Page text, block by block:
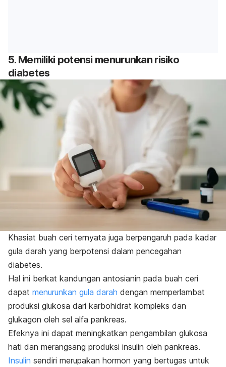
5. Memiliki potensi menurunkan risiko
diabetes
Khasiat buah ceri ternyata juga berpengaruh pada kadar
gula darah yang berpotensi dalam pencegahan
diabetes.
Hal ini berkat kandungan antosianin pada buah ceri
dapat menurunkan gula darah dengan memperlambat
produksi glukosa dari karbohidrat kompleks dan
glukagon oleh sel alfa pankreas.
Efeknya ini dapat meningkatkan pengambilan glukosa
hati dan merangsang produksi insulin oleh pankreas.
Insulin sendiri merupakan hormon yang bertugas untuk